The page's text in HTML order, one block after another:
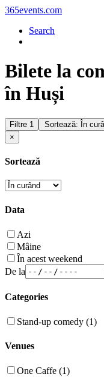
365events.com
Search
Bilete la
în Huși
Filtre 1
Sortează: În
×
Sortează
Data
Azi
Mâine
În acest weekend
De la
Categories
Stand-up comedy (1)
Venues
One Caffe (1)